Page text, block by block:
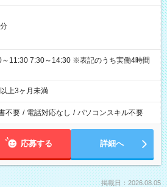
～14:30 ※表記のうち実働4時間
上3ヶ月未満
不要 / 電話対応なし / パソコンスキル不要
応募する 詳細へ
掲載日：2026.08.05